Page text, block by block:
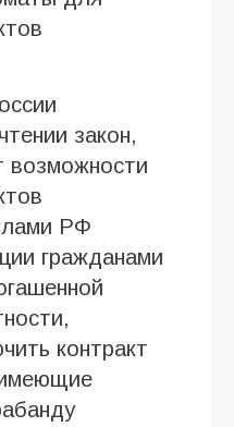
закон,
возможности
РФ
гражданами
контракт